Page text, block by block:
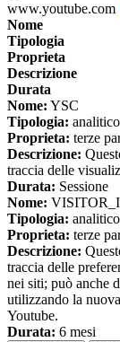
www.youtube.com
Nome
Tipologia
Proprieta
Descrizione
Durata
Nome: YSC
Tipologia: analitico
Proprieta: terze
Descrizione:
traccia delle
Durata: Sessione
Nome:
Tipologia: analitico
Proprieta: terze
Descrizione:
traccia delle
nei siti; può anche
utilizzando la
Youtube.
Durata: 6 mesi